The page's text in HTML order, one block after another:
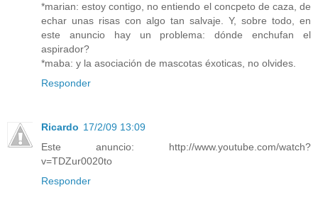
*marian: estoy contigo, no entiendo el concpeto de caza, de
echar unas risas con algo tan salvaje. Y, sobre todo, en
este anuncio hay un problema: dónde enchufan el
aspirador?
*maba: y la asociación de mascotas éxoticas, no olvides.
Responder
Ricardo 17/2/09 13:09
Este anuncio: http://www.youtube.com/watch?
v=TDZur0020to
Responder